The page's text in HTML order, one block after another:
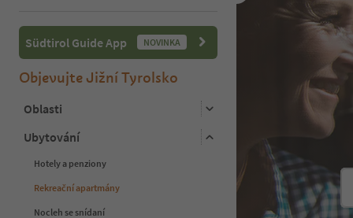
uživatelský odkaz
Südtirol Guide App NOVINKA
Objevujte Jižní Tyrolsko
Oblasti
Ubytování
Hotely a penziony
Rekreační apartmány
Nocleh se snídaní